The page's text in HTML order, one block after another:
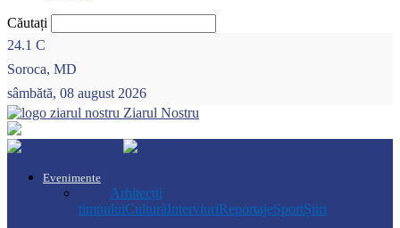
Căutați
24.1 C
Soroca, MD
sâmbătă, 08 august 2026
Ziarul Nostru
Evenimente
Arhitecții
timpuluiCulturăInterviuriReportajeSportȘtiri